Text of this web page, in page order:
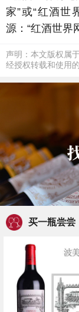
家”或“红酒世
源：“红酒世界
声明：本文版权属
经授权转载和使用
买一瓶尝尝